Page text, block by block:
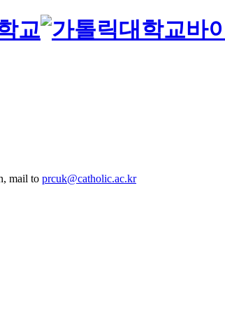
바
mail to prcuk@catholic.ac.kr